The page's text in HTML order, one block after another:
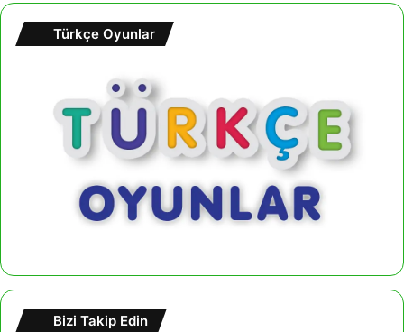
Türkçe Oyunlar
Bizi Takip Edin